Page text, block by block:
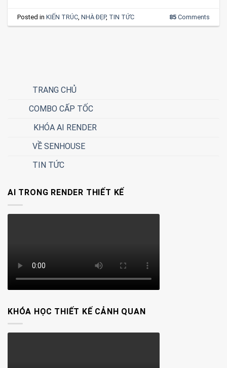
Posted inKIẾN TRÚC ,NHÀ ĐẸP, TIN TỨC 85Comments
TRANG CHỦ
COMBO CẤP TỐC
KHÓA AI RENDER
VỀ SENHOUSE
TIN TỨC
AI TRONG RENDER THIẾT KẾ
KHÓA HỌC THIẾT KẾ CẢNH QUAN